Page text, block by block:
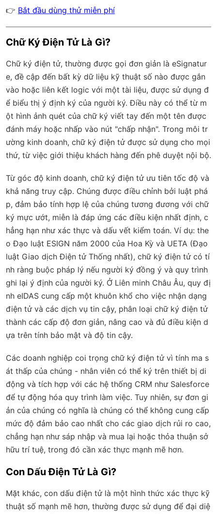
👉 Bắt đầu dùng thử miễn phí
Chữ Ký Điện Tử Là Gì?
Chữ ký điện tử, thường được gọi đơn giản là eSignatur
e, đề cập đến bất kỳ dữ liệu kỹ thuật số nào được gắn
vào hoặc liên kết logic với một tài liệu, được sử dụng đ
ể biểu thị ý định ký của người ký. Điều này có thể từ m
ột hình ảnh quét của chữ ký viết tay đến một tên được
đánh máy hoặc nhấp vào nút "chấp nhận". Trong môi tr
ường kinh doanh, chữ ký điện tử được sử dụng cho mọi
thứ, từ việc giới thiệu khách hàng đến phê duyệt nội bộ.
Từ góc độ kinh doanh, chữ ký điện tử ưu tiên tốc độ và
khả năng truy cập. Chúng được điều chỉnh bởi luật phá
p, đảm bảo tính hợp lệ của chúng tương đương với chữ
ký mực ướt, miễn là đáp ứng các điều kiện nhất định, c
hẳng hạn như xác thực và dấu vết kiểm toán. Ví dụ: the
o Đạo luật ESIGN năm 2000 của Hoa Kỳ và UETA (Đạo
luật Giao dịch Điện tử Thống nhất), chữ ký điện tử có tí
nh ràng buộc pháp lý nếu người ký đồng ý và quy trình
ghi lại ý định của người ký. Ở Liên minh Châu Âu, quy đị
nh eIDAS cung cấp một khuôn khổ cho việc nhận dạng
điện tử và các dịch vụ tin cậy, phân loại chữ ký điện tử
thành các cấp độ đơn giản, nâng cao và đủ điều kiện d
ựa trên tính bảo mật và độ tin cậy.
Các doanh nghiệp coi trọng chữ ký điện tử vì tính ma s
át thấp của chúng - nhân viên có thể ký trên thiết bị di
động và tích hợp với các hệ thống CRM như Salesforce
để tự động hóa quy trình làm việc. Tuy nhiên, sự đơn gi
ản của chúng có nghĩa là chúng có thể không cung cấp
mức độ đảm bảo cao nhất cho các giao dịch rủi ro cao,
chẳng hạn như sáp nhập và mua lại hoặc thỏa thuận sở
hữu trí tuệ, trong đó cần xác thực mạnh mẽ hơn.
Con Dấu Điện Tử Là Gì?
Mặt khác, con dấu điện tử là một hình thức xác thực kỹ
thuật số mạnh mẽ hơn, thường được sử dụng để đại diệ